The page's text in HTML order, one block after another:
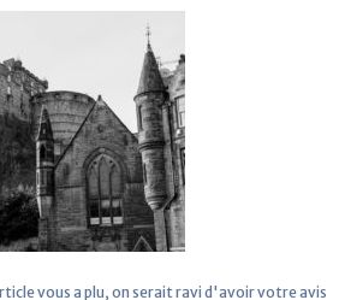
vous a plu, on serait ravi d'avoir votre avis